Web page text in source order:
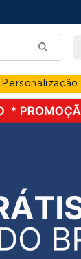
Personalização